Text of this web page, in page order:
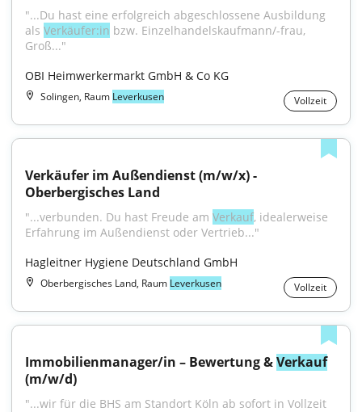
"...Du hast eine erfolgreich abgeschlossene Ausbildung
als Verkäufer:in bzw. Einzelhandelskaufmann/-frau,
Groß..."
OBI Heimwerkermarkt GmbH & Co KG
Solingen, Raum Leverkusen Vollzeit
Verkäufer im Außendienst (m/w/x) -
Oberbergisches Land
"...verbunden. Du hast Freude am Verkauf, idealerweise
Erfahrung im Außendienst oder Vertrieb..."
Hagleitner Hygiene Deutschland GmbH
Oberbergisches Land, Raum Leverkusen Vollzeit
Immobilienmanager/in – Bewertung & Verkauf
(m/w/d)
"...wir für die BHS am Standort Köln ab sofort in Vollzeit